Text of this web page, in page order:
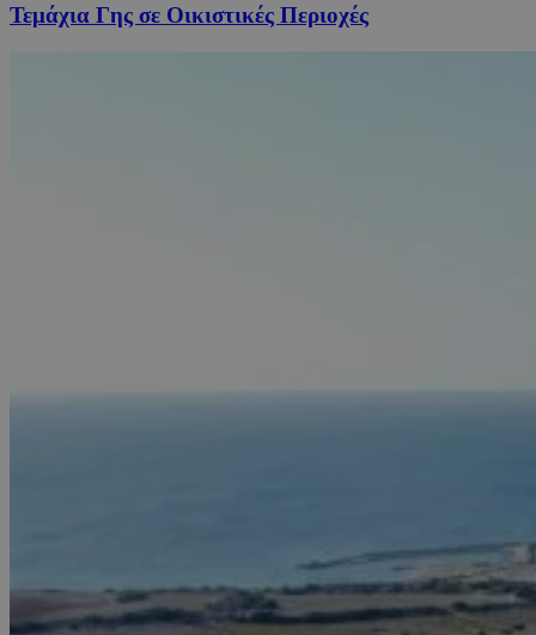
Τεμάχια Γης σε Οικιστικές Περιοχές